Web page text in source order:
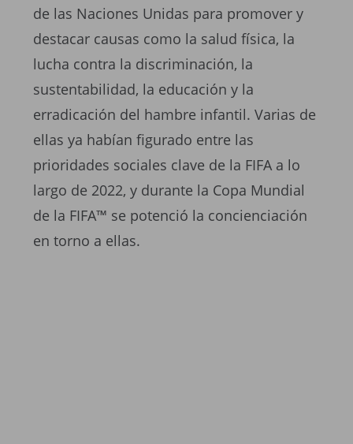
de las Naciones Unidas para promover y
destacar causas como la salud física, la
lucha contra la discriminación, la
sustentabilidad, la educación y la
erradicación del hambre infantil. Varias de
ellas ya habían figurado entre las
prioridades sociales clave de la FIFA a lo
largo de 2022, y durante la Copa Mundial
de la FIFA™ se potenció la concienciación
en torno a ellas.